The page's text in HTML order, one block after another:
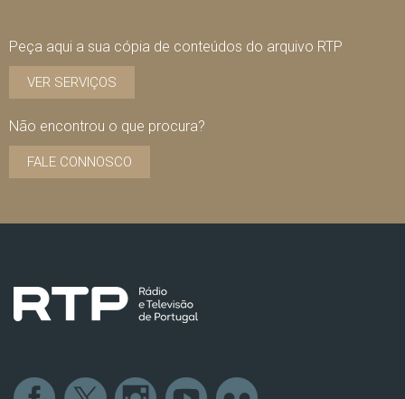
Peça aqui a sua cópia de conteúdos do arquivo RTP
VER SERVIÇOS
Não encontrou o que procura?
FALE CONNOSCO